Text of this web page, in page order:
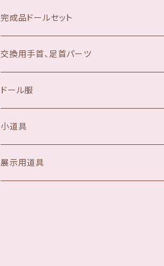
完成品ドールセット
交換用手首、足首パーツ
ドール服
小道具
展示用道具